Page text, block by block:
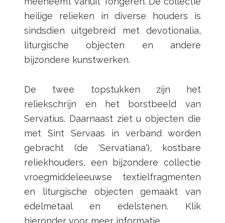
heilige relieken in diverse houders is
sindsdien uitgebreid met devotionalia,
liturgische objecten en andere
bijzondere kunstwerken.
De twee topstukken zijn het
reliekschrijn en het borstbeeld van
Servatius. Daarnaast ziet u objecten die
met Sint Servaas in verband worden
gebracht (de 'Servatiana'), kostbare
reliekhouders, een bijzondere collectie
vroegmiddeleeuwse textielfragmenten
en liturgische objecten gemaakt van
edelmetaal en edelstenen. Klik
hieronder voor meer informatie.